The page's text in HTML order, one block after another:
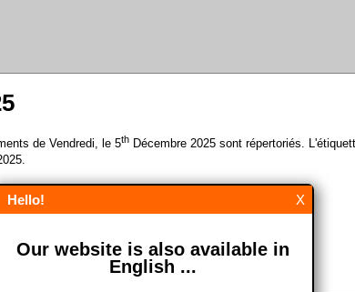
de Vendredi, le 5th Décembre 2025 sont répertoriés.
X
Hello!
Our website is also available in
English ...